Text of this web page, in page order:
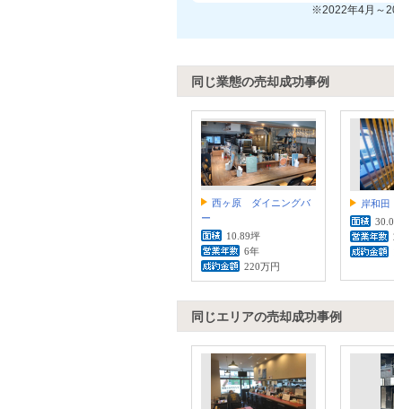
※2022年4月～
同じ業態の売却成功事例
西ヶ原 ダイニングバ
ー
10.89坪
6年
220万円
岸和
同じエリアの売却成功事例